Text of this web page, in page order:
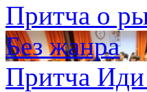
Притча о
Без жанра
Притча Иди